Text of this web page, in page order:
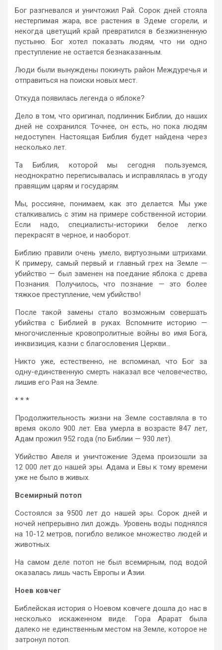
Бог разгневался и уничтожил Рай. Сорок дней стояла
нестерпимая жара, все растения в Эдеме сгорели, и
некогда цветущий край превратился в безжизненную
пустыню. Бог хотел показать людям, что ни одно
преступление не остается безнаказанным.
Люди были вынуждены покинуть район Междуречья и
отправиться на поиски новых мест.
Откуда появилась легенда о яблоке?
Дело в том, что оригинал, подлинник Библии, до наших
дней не сохранился. Точнее, он есть, но пока людям
недоступен. Настоящая Библия будет найдена через
несколько лет.
Та Библия, которой мы сегодня пользуемся,
неоднократно переписывалась и исправлялась в угоду
правящим царям и государям.
Мы, россияне, понимаем, как это делается. Мы уже
сталкивались с этим на примере собственной истории.
Если надо, специалисты-историки белое легко
перекрасят в черное, и наоборот.
Библию правили очень умело, виртуозными штрихами.
К примеру, самый первый и главный грех на Земле —
убийство — был заменен на поедание яблока с древа
Познания. Получилось, что познание — это более
тяжкое преступление, чем убийство!
После такой замены стало возможным совершать
убийства с Библией в руках. Вспомните историю —
многочисленные кровопролитные войны во имя Бога,
инквизиция, казни с благословения Церкви…
Никто уже, естественно, не вспоминал, что Бог за
одну-единственную смерть наказал все человечество,
лишив его Рая на Земле.
* * *
Продолжительность жизни на Земле составляла в то
время около 900 лет. Ева умерла в возрасте 847 лет,
Адам прожил 952 года (по Библии — 930 лет).
Убийство Авеля и уничтожение Эдема произошли за
12 000 лет до нашей эры. Адама и Евы к тому времени
уже не было в живых.
Всемирный потоп
Состоялся за 9500 лет до нашей эры. Сорок дней и
ночей непрерывно лил дождь. Уровень воды поднялся
на 10-12 метров, погибло великое множество людей и
животных.
На самом деле потоп не был всемирным, под водой
оказалась лишь часть Европы и Азии.
Ноев ковчег
Библейская история о Ноевом ковчеге дошла до нас в
несколько искаженном виде. Гора Арарат была
далеко не единственным местом на Земле, которое не
затронул потоп.